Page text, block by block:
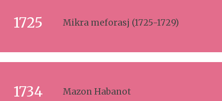
1725 Mikra meforasj (1725-1729)
1734 Mazon Habanot